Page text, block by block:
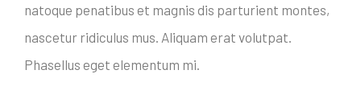
natoque penatibus et magnis dis parturient montes,
nascetur ridiculus mus. Aliquam erat volutpat.
Phasellus eget elementum mi.